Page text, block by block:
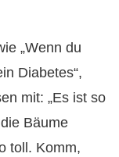
„Wenn du
Diabetes“,
mit: „Es ist so
Bäume
toll. Komm,